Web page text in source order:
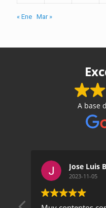
« Ene Mar »
A base
Jose Luis
2023-11-05